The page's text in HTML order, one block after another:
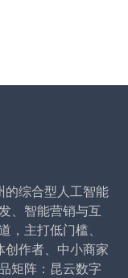
的综合型人工智能
、智能营销与互
，主打低门槛、
作者、中小商家
矩阵：昆云数字